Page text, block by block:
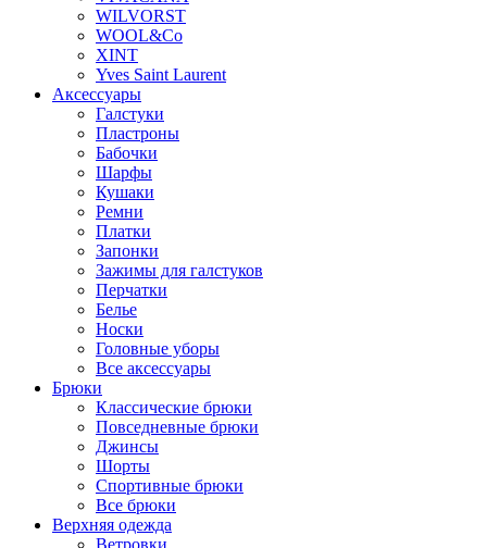
WILVORST
WOOL&Co
XINT
Yves Saint Laurent
Аксессуары
Галстуки
Пластроны
Бабочки
Шарфы
Кушаки
Ремни
Платки
Запонки
Зажимы для галстуков
Перчатки
Белье
Носки
Головные уборы
Все аксессуары
Брюки
Классические брюки
Повседневные брюки
Джинсы
Шорты
Спортивные брюки
Все брюки
Верхняя одежда
Ветровки